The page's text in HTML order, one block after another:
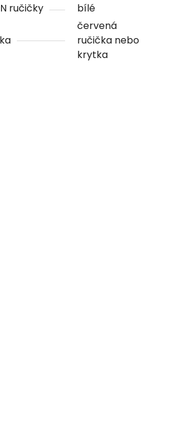
ručičky
bílé
červená
ručička nebo
krytka